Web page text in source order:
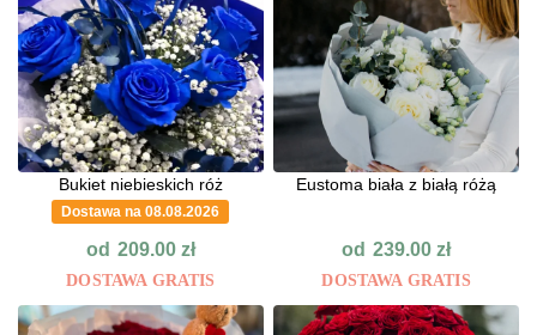
Bukiet niebieskich róż
Dostawa na 08.08.2026
od 209.00 zł
DOSTAWA GRATIS
Eustoma biała z białą różą
od 239.00zł
DOSTAWA GRATIS